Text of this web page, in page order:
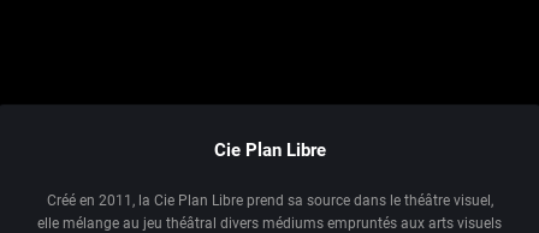
Cie Plan Libre
Créé en 2011, la Cie Plan Libre prend sa source dans le théâtre visuel,
elle mélange au jeu théâtral divers médiums empruntés aux arts visuels